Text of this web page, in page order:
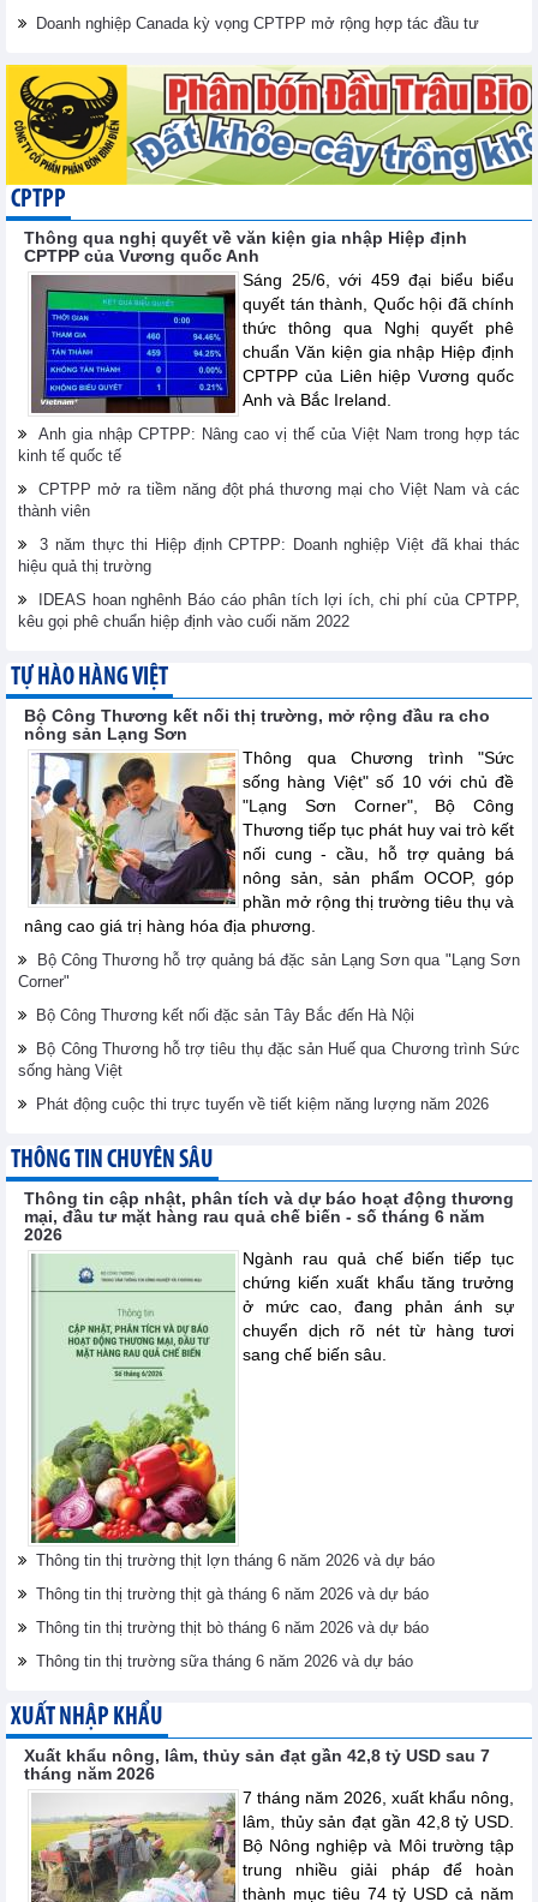
Doanh nghiệp Canada kỳ vọng CPTPP mở rộng hợp tác đầu tư
CPTPP
Thông qua nghị quyết về văn kiện gia nhập Hiệp định
CPTPP của Vương quốc Anh
Sáng 25/6, với 459 đại biểu biểu
quyết tán thành, Quốc hội đã chính
thức thông qua Nghị quyết phê
chuẩn Văn kiện gia nhập Hiệp định
CPTPP của Liên hiệp Vương quốc
Anh và Bắc Ireland.
Anh gia nhập CPTPP: Nâng cao vị thế của Việt Nam trong hợp tác
kinh tế quốc tế
CPTPP mở ra tiềm năng đột phá thương mại cho Việt Nam và các
thành viên
3 năm thực thi Hiệp định CPTPP: Doanh nghiệp Việt đã khai thác
hiệu quả thị trường
IDEAS hoan nghênh Báo cáo phân tích lợi ích, chi phí của CPTPP,
kêu gọi phê chuẩn hiệp định vào cuối năm 2022
TỰ HÀO HÀNG VIỆT
Bộ Công Thương kết nối thị trường, mở rộng đầu ra cho
nông sản Lạng Sơn
Thông qua Chương trình "Sức
sống hàng Việt" số 10 với chủ đề
"Lạng Sơn Corner", Bộ Công
Thương tiếp tục phát huy vai trò kết
nối cung - cầu, hỗ trợ quảng bá
nông sản, sản phẩm OCOP, góp
phần mở rộng thị trường tiêu thụ và
nâng cao giá trị hàng hóa địa phương.
Bộ Công Thương hỗ trợ quảng bá đặc sản Lạng Sơn qua "Lạng Sơn
Corner"
Bộ Công Thương kết nối đặc sản Tây Bắc đến Hà Nội
Bộ Công Thương hỗ trợ tiêu thụ đặc sản Huế qua Chương trình Sức
sống hàng Việt
Phát động cuộc thi trực tuyến về tiết kiệm năng lượng năm 2026
THÔNG TIN CHUYÊN SÂU
Thông tin cập nhật, phân tích và dự báo hoạt động thương
mại, đầu tư mặt hàng rau quả chế biến - số tháng 6 năm
2026
Ngành rau quả chế biến tiếp tục
chứng kiến xuất khẩu tăng trưởng
ở mức cao, đang phản ánh sự
chuyển dịch rõ nét từ hàng tươi
sang chế biến sâu.
Thông tin thị trường thịt lợn tháng 6 năm 2026 và dự báo
Thông tin thị trường thịt gà tháng 6 năm 2026 và dự báo
Thông tin thị trường thịt bò tháng 6 năm 2026 và dự báo
Thông tin thị trường sữa tháng 6 năm 2026 và dự báo
XUẤT NHẬP KHẨU
Xuất khẩu nông, lâm, thủy sản đạt gần 42,8 tỷ USD sau 7
tháng năm 2026
7 tháng năm 2026, xuất khẩu nông,
lâm, thủy sản đạt gần 42,8 tỷ USD.
Bộ Nông nghiệp và Môi trường tập
trung nhiều giải pháp để hoàn
thành mục tiêu 74 tỷ USD cả năm